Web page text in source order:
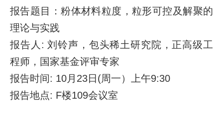
报告题目：粉体材料粒度，粒形可控及解聚的
理论与实践
报告人 :刘铃声，包头稀土研究院，正高级工
程师，国家基金评审专家
报告时间: 10月 23日 (周一）上午9:30
报告地点: F楼109会议室